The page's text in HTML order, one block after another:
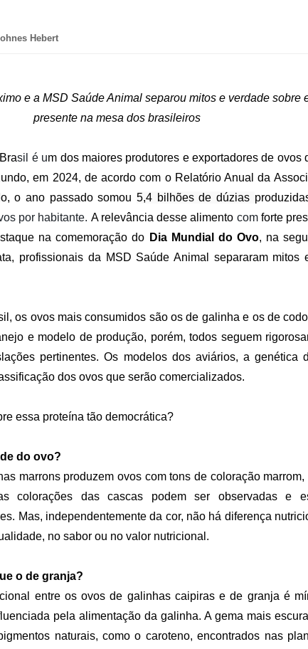
Hebert
e a MSD Saúde Animal separou mitos e verdade sobre
presente na mesa dos brasileiros
sil é um dos maiores produtores e exportadores de ovos
em 2024, de acordo com o Relatório Anual da
o ano passado somou5,4 bilhões de dúzias
por habitante. A relevância desse alimento comforte
na comemoração do Dia Mundial do Ovo, na
profissionais da MSD Saúde Animal separaram mitos
os ovos mais consumidos são os de galinha e os de
e modelo de produção, porém, todos seguem
pertinentes. Os modelos dos aviários, a genética
dos ovos que serão comercializados.
essa proteína tão democrática?
do ovo?
marrons produzem ovos com tons de coloração
colorações das cascas podem ser observadas e
Mas, independentemente da cor, não há diferença
no sabor ou no valor nutricional.
o de granja?
entre os ovos de galinhas caipiras e de granja é
pela alimentação da galinha. A gema mais
naturais, como o caroteno, encontrados nas